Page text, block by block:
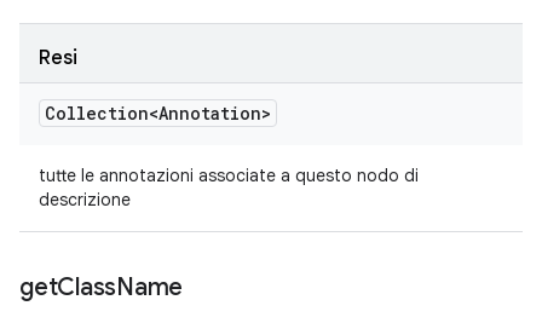
Resi
Collection<Annotation>
tutte le annotazioni associate a questo nodo di
descrizione
getClassName